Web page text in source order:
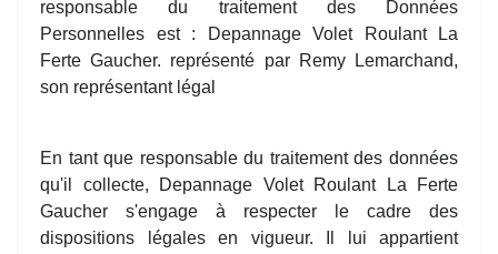
responsable du traitement des Données
Personnelles est : Depannage Volet Roulant La
Ferte Gaucher. représenté par Remy Lemarchand,
son représentant légal
En tant que responsable du traitement des données
qu'il collecte, Depannage Volet Roulant La Ferte
Gaucher s'engage à respecter le cadre des
dispositions légales en vigueur. Il lui appartient